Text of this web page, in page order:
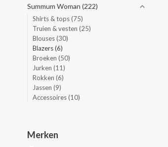
Summum Woman (222)
Shirts & tops(75)
Truien & vesten (25)
Blouses(30)
Blazers(6)
Broeken (50)
Jurken (11)
Rokken (6)
Jassen (9)
Accessoires(10)
Merken